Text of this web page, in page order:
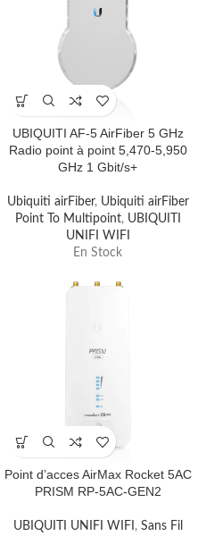
UBIQUITI AF-5 AirFiber 5 GHz
Radio point à point 5,470-5,950
GHz 1 Gbit/s+
Ubiquiti airFiber, Ubiquiti airFiber
Point To Multipoint, UBIQUITI
UNIFI WIFI
En Stock
Point d’acces AirMax Rocket 5AC
PRISM RP-5AC-GEN2
UBIQUITI UNIFI WIFI , Sans Fil